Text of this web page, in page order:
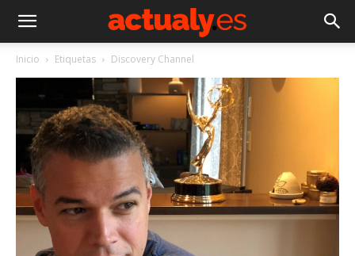
Inicio Etiquetas Discovery Channel